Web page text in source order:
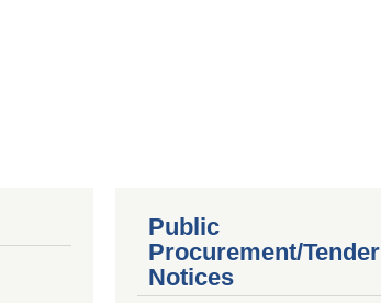
Public
Procurement/Tender
Notices